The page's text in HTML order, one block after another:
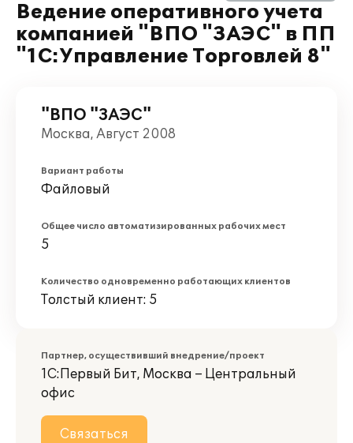
Ведение оперативного учета
компанией "ВПО "ЗАЭС" в ПП
"1С:Управление Торговлей 8"
"ВПО "ЗАЭС"
Москва, Август 2008
Вариант работы
Файловый
Общее число автоматизированных рабочих мест
5
Количество одновременно работающих клиентов
Толстый клиент: 5
Партнер, осуществивший внедрение/проект
1С:Первый Бит, Москва – Центральный
офис
Связаться